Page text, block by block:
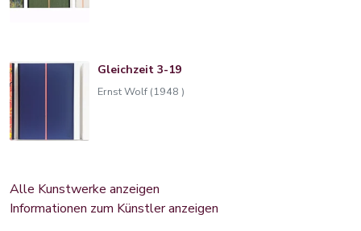
Gleichzeit 3-19
Ernst Wolf (1948 )
Alle Kunstwerke anzeigen
Informationen zum Künstler anzeigen